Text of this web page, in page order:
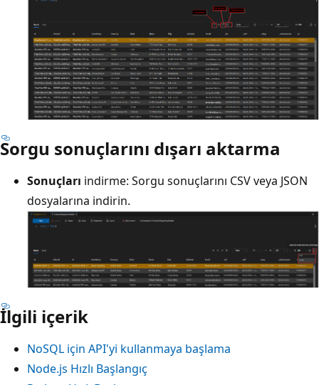
Sorgu sonuçlarını dışarı aktarma
Sonuçları indirme: Sorgu sonuçlarını CSV veya JSON
dosyalarına indirin.
İlgili içerik
NoSQL için API'yi kullanmaya başlama
Node.js Hızlı Başlangıç